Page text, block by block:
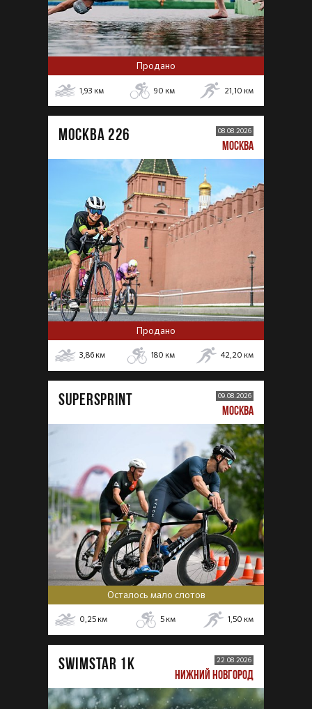
Продано
1,93 км 90 км 21,10 км
МОСКВА 226 08.08.2026
МОСКВА
Продано
3,86 км 180 км 42,20 км
SUPERSPRINT 09.08.2026
МОСКВА
Осталось мало слотов
0,25 км 5 км 1,50 км
SWIMSTAR 1K 22.08.2026
НИЖНИЙ НОВГОРОД